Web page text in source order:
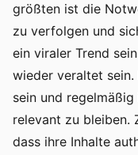
größten ist die
zu verfolgen und
ein viraler Trend
wieder veraltet sein.
sein und
relevant zu bleiben.
dass ihre Inhalte